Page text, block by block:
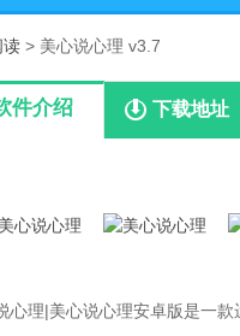
读 > 美心说心理 v3.7
件介绍 下载地址
心理|美心说心理安卓版是一